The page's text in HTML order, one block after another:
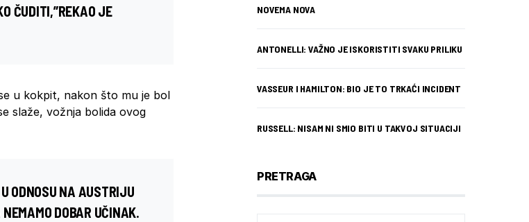
ČUDITI,”REKAO JE
u kokpit, nakon što mu je bol
slaže, vožnja bolida ovog
ODNOSU NA AUSTRIJU
DOBAR UČINAK.
NOVEMA NOVA
ANTONELLI: VAŽNO JE ISKORISTITI SVAKU PRILIKU
VASSEUR I HAMILTON: BIO JE TO TRKAĆI INCIDENT
RUSSELL: NISAM NI SMIO BITI U TAKVOJ SITUACIJI
PRETRAGA